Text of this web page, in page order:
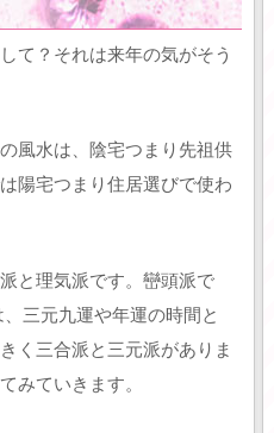
て？それは来年の気がそう
風水は、陰宅つまり先祖供
陽宅つまり住居選びで使わ
と理気派です。巒頭派で
三元九運や年運の時間と
く三合派と三元派がありま
みていきます。